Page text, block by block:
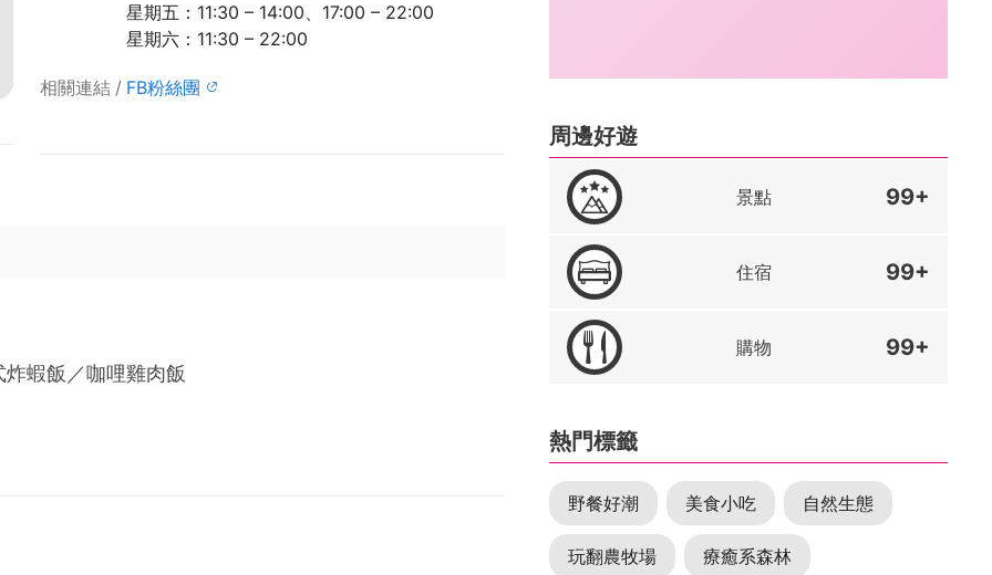
星期五：11:30 – 14:00、17:00 – 22:00
星期六：11:30 – 22:00
相關連結 FB粉絲團
蝦飯／咖哩雞肉飯
周邊好遊
景點 99+
住宿 99+
購物 99+
熱門標籤
野餐好潮 美食小吃 自然生態
玩翻農牧場 療癒系森林